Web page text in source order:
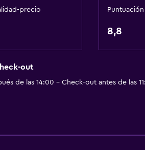
precio
8,8
out
de las 14:00 - Check-out antes de las